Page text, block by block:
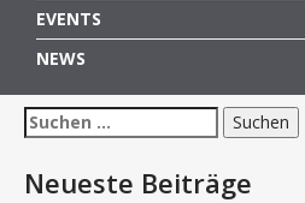
EVENTS
NEWS
Suchen
nach:
Neueste Beiträge